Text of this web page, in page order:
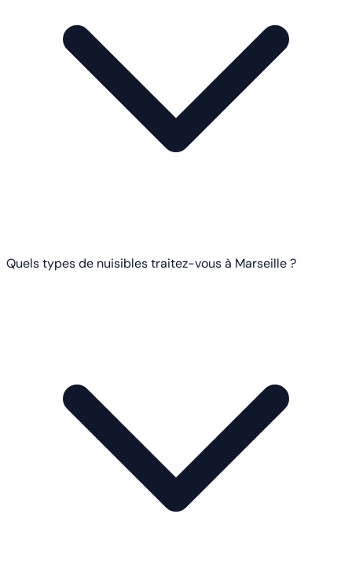
Quels types de nuisibles traitez-vous à Marseille ?